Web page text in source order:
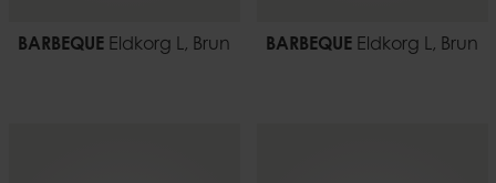
BARBEQUE Eldkorg L, Brun BARBEQUE Eldkorg L, Brun